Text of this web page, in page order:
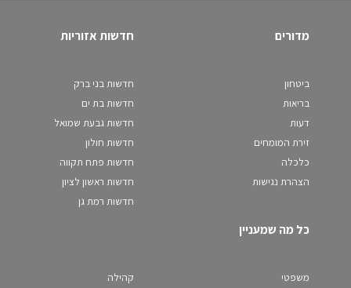
מדורים
ביטחון
בריאות
דעות
זירת המומחים
כלכלה
הצהרת נגישות
חדשות אזוריות
חדשות בני ברק
חדשות בת ים
חדשות גבעת שמואל
חדשות חולון
חדשות פתח תקווה
חדשות ראשון לציון
חדשות רמת גן
כל מה שמעניין
משפטי
קהילה